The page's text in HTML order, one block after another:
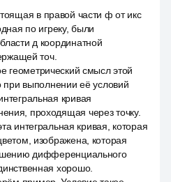
в правой части ф от икс
по игреку, были
д координатной
точ.
геометрический смысл этой
при выполнении её условий
кривая
проходящая через точку.
интегральная кривая, которая
изображена, которая
дифференциального
хорошо.